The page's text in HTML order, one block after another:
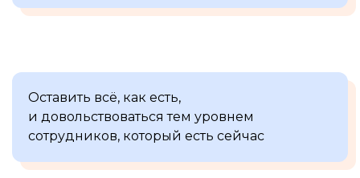
Оставить всё, как есть,
и довольствоваться тем уровнем
сотрудников, который есть сейчас